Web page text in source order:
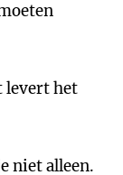
levert het
niet alleen.